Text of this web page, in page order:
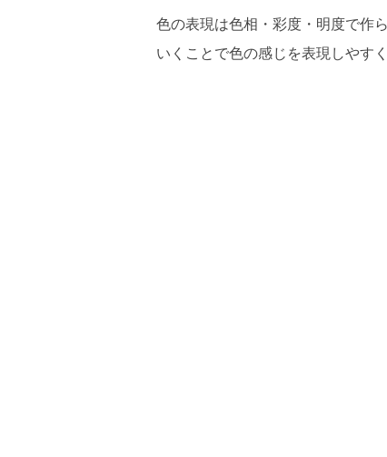
色の表現は色相・彩度・明度で作
いくことで色の感じを表現しやす